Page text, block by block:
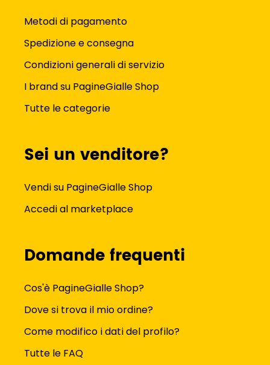
Metodi di pagamento
Spedizione e consegna
Condizioni generali di servizio
I brand su PagineGialle Shop
Tutte le categorie
Sei un venditore?
Vendi su PagineGialle Shop
Accedi al marketplace
Domande frequenti
Cos'è PagineGialle Shop?
Dove si trova il mio ordine?
Come modifico i dati del profilo?
Tutte le FAQ